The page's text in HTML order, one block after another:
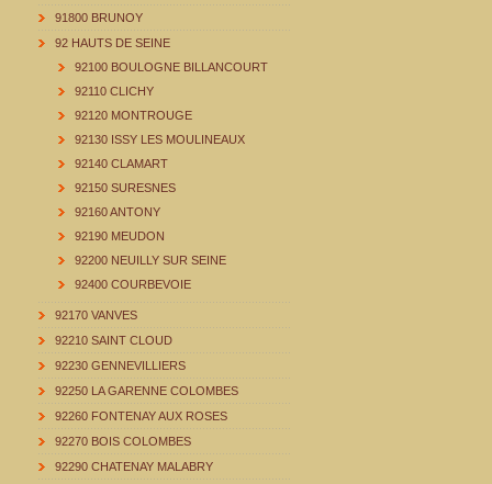
91800 BRUNOY
92 HAUTS DE SEINE
92100 BOULOGNE BILLANCOURT
92110 CLICHY
92120 MONTROUGE
92130 ISSY LES MOULINEAUX
92140 CLAMART
92150 SURESNES
92160 ANTONY
92190 MEUDON
92200 NEUILLY SUR SEINE
92400 COURBEVOIE
92170 VANVES
92210 SAINT CLOUD
92230 GENNEVILLIERS
92250 LA GARENNE COLOMBES
92260 FONTENAY AUX ROSES
92270 BOIS COLOMBES
92290 CHATENAY MALABRY